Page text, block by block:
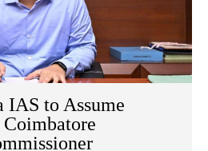
IAS to Assume
Coimbatore